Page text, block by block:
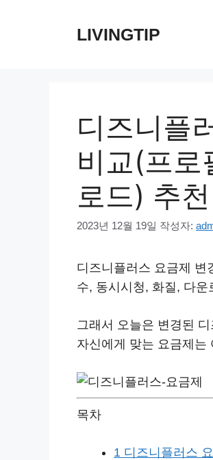
LIVINGTIP
디즈니플
비교(프로
로드) 추천
2023년 12월 19일 작성자:
디즈니플러스 요금제 변
수, 동시시청, 화질, 다
그래서 오늘은 변경된
자신에게 맞는 요금제는
목차
1 디즈니플러스